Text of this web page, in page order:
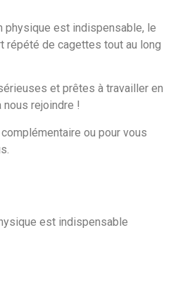
physique est indispensable, le
de cagettes tout au long
et prêtes à travailler en
nous rejoindre !
ou pour vous
est indispensable